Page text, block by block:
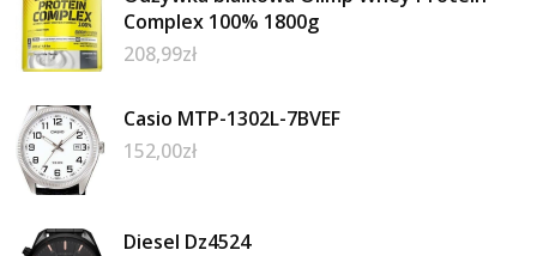
Complex 100% 1800g
208,99zł
Casio MTP-1302L-7BVEF
152,00zł
Diesel Dz4524